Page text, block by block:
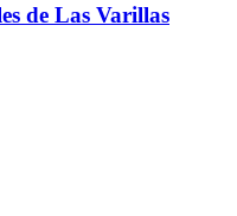
de Las Varillas